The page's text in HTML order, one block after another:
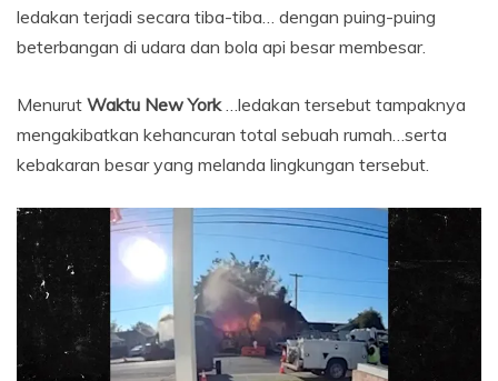
ledakan terjadi secara tiba-tiba… dengan puing-puing
beterbangan di udara dan bola api besar membesar.
Menurut Waktu New York…ledakan tersebut tampaknya
mengakibatkan kehancuran total sebuah rumah…serta
kebakaran besar yang melanda lingkungan tersebut.